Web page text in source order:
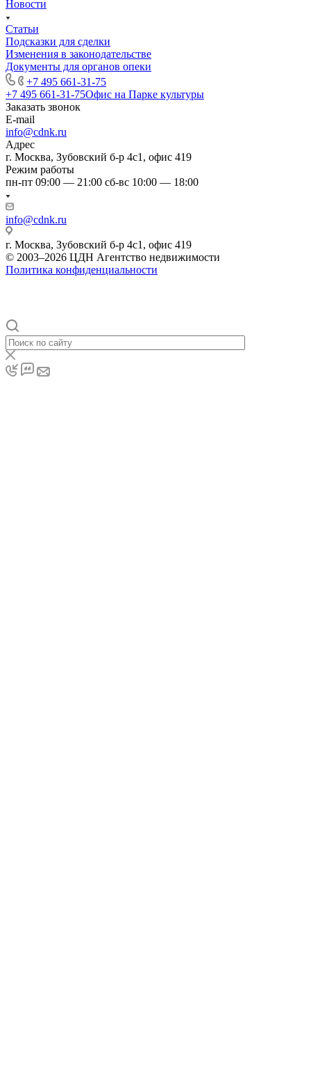
Новости
Статьи
Подсказки для сделки
Изменения в законодательстве
Документы для органов опеки
+7 495 661-31-75
+7 495 661-31-75Офис на Парке культуры
Заказать звонок
E-mail
info@cdnk.ru
Адрес
г. Москва, Зубовский б-р 4с1, офис 419
Режим работы
пн-пт 09:00 — 21:00 сб-вс 10:00 — 18:00
info@cdnk.ru
г. Москва, Зубовский б-р 4с1, офис 419
© 2003–2026 ЦДН Агентство недвижимости
Политика конфиденциальности